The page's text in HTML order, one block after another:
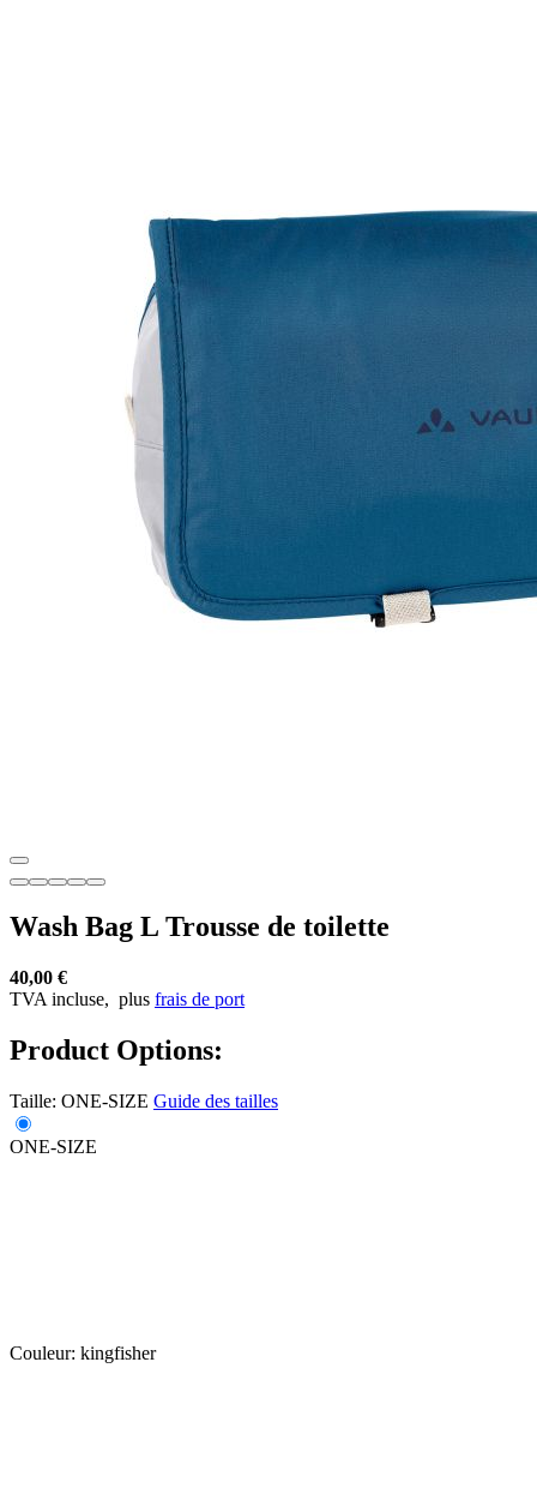
Wash Bag L Trousse de toilette
40,00 €
TVA incluse, plus frais de port
Product Options:
Taille: ONE-SIZE Guide des tailles
ONE-SIZE
Couleur: kingfisher